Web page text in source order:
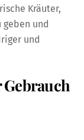
Kräuter,
und
und